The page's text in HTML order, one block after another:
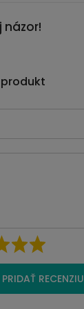
názor!
PRIDAŤ RECENZIU